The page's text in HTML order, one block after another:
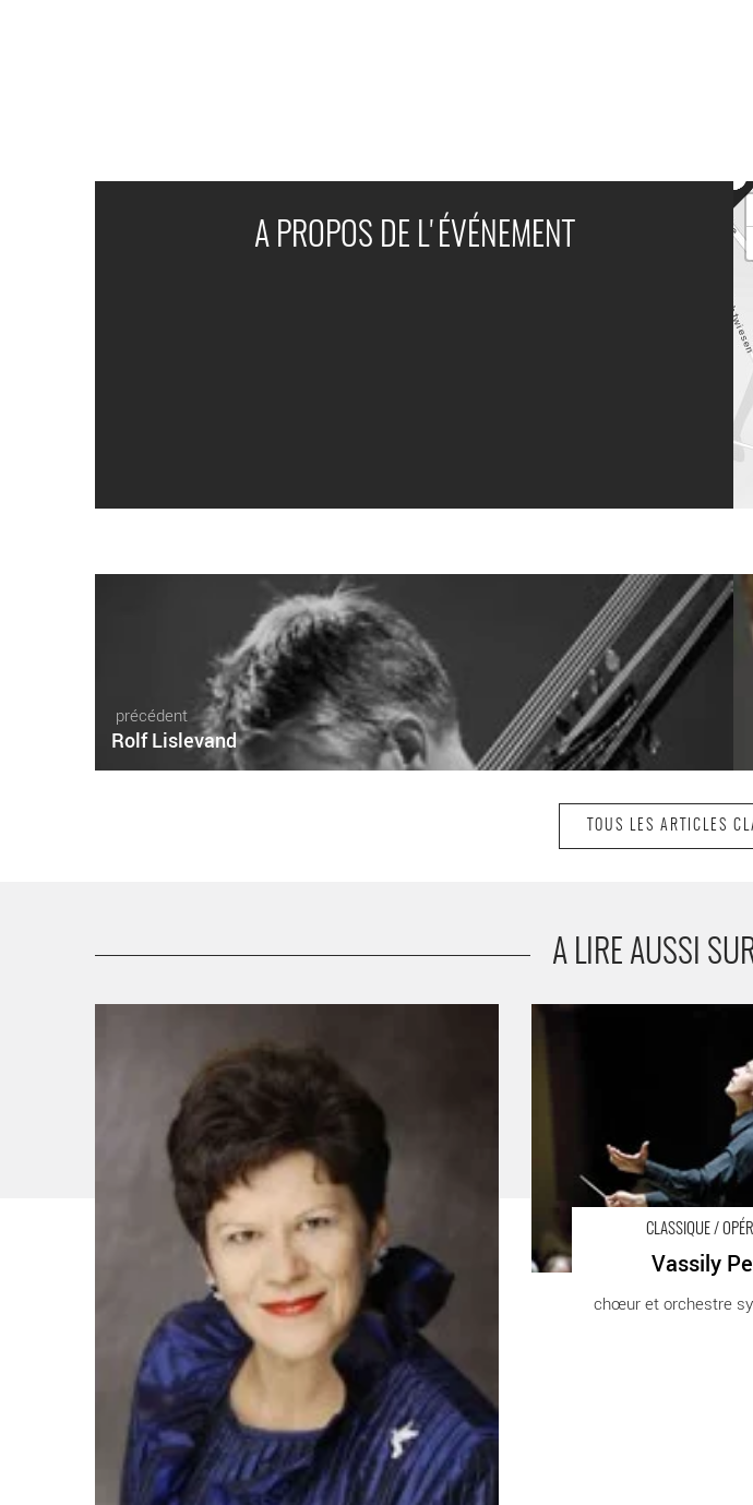
A PROPOS DE L'ÉVÉNEMENT
précédent
Rolf Lislevand
TOUS LES ARTICLES
A LIRE AUSSI
CLASSIQUE /
Vassily